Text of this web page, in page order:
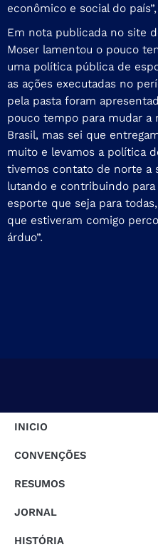
econômico e social do
Em nota publicada no site
Moser lamentou o pouco
uma política pública de
as ações executadas no
pela pasta foram
pouco tempo para mudar a
Brasil, mas sei que
muito e levamos a política
tivemos contato de norte a
lutando e contribuindo
esporte que seja para
que estiveram comigo
árduo”.
INICIO
CONVENÇÕES
RESUMOS
JORNAL
HISTÓRIA